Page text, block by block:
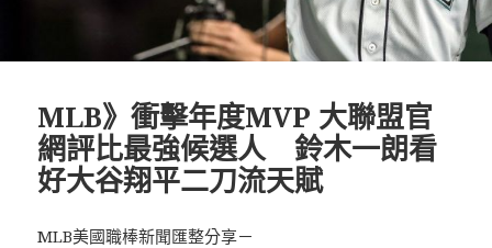
MLB》衝擊年度MVP 大聯盟官
網評比最強候選人 鈴木一朗看
好大谷翔平二刀流天賦
MLB美國職棒新聞匯整分享－